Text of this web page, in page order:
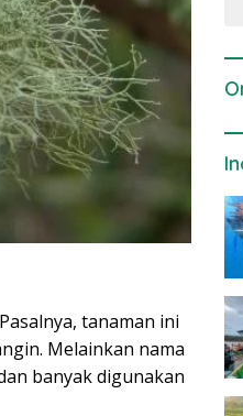
tanaman ini
Melainkan nama
banyak digunakan